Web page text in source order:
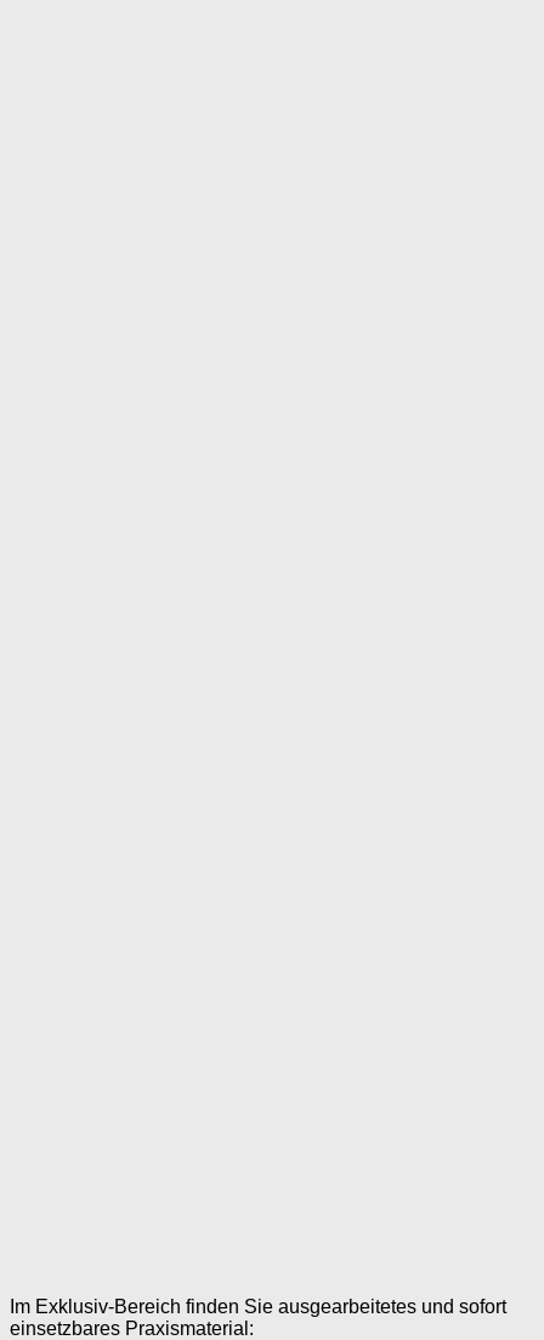
Im Exklusiv-Bereich finden Sie ausgearbeitetes und sofort
einsetzbares Praxismaterial: